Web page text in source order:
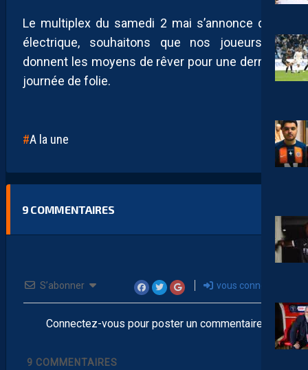
Le multiplex du samedi 2 mai s’annonce donc
électrique, souhaitons que nos joueurs se
donnent les moyens de rêver pour une dernière
journée de folie.
A la une
9 COMMENTAIRES
S’abonner vous connecter
Connectez-vous pour poster un commentaire
9 COMMENTAIRES